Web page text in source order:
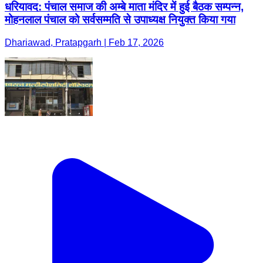
धरियावद: पंचाल समाज की अम्बे माता मंदिर में हुई बैठक सम्पन्न,
मोहनलाल पंचाल को सर्वसम्मति से उपाध्यक्ष नियुक्त किया गया
Dhariawad, Pratapgarh | Feb 17, 2026